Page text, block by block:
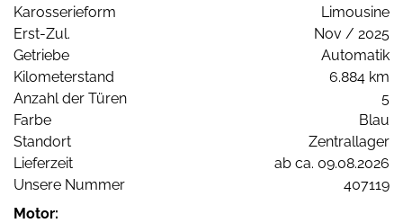
Karosserieform
Limousine
Erst-Zul.
Nov / 2025
Getriebe
Automatik
Kilometerstand
6.884 km
Anzahl der Türen
5
Farbe
Blau
Standort
Zentrallager
Lieferzeit
ab ca. 09.08.2026
Unsere Nummer
407119
Motor: